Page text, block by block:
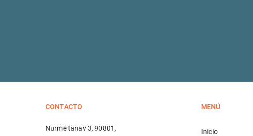
CONTACTO
Nurme tänav 3, 90801,
MENÚ
Inicio